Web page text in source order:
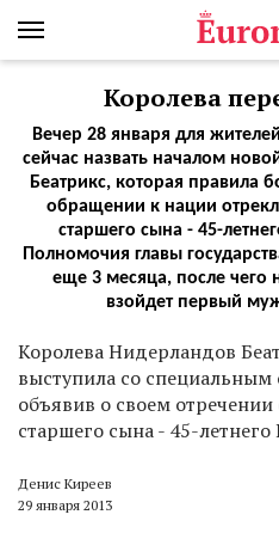
Королева
Вечер 28 января для
сейчас назвать началом
Беатрикс, которая правила
обращении к нации
старшего сына - 45-
Полномочия главы
еще 3 месяца, после чего
взойдет первый
Королева Нидерландов
выступила со
объявив о своем отречении
старшего сына - 45-
Денис Киреев
29 января 2013